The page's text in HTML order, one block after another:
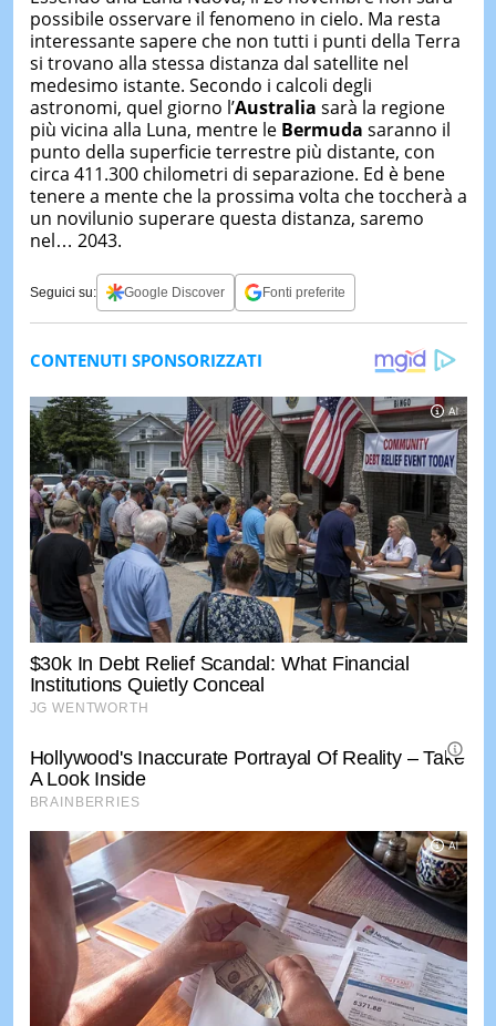
possibile osservare il fenomeno in cielo. Ma resta
interessante sapere che non tutti i punti della Terra
si trovano alla stessa distanza dal satellite nel
medesimo istante. Secondo i calcoli degli
astronomi, quel giorno l’Australia sarà la regione
più vicina alla Luna, mentre le Bermuda saranno il
punto della superficie terrestre più distante, con
circa 411.300 chilometri di separazione. Ed è bene
tenere a mente che la prossima volta che toccherà a
un novilunio superare questa distanza, saremo
nel… 2043.
Seguici su: Google Discover Fonti preferite